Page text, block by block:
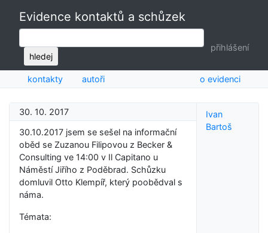
Evidence kontaktů a schůzek
hledej
přihlášení
kontakty autoři o evidenci
30. 10. 2017
30.10.2017 jsem se sešel na informační
oběd se Zuzanou Filipovou z Becker &
Consulting ve 14:00 v Il Capitano u
Náměstí Jiřího z Poděbrad. Schůzku
domluvil Otto Klempíř, který poobědval s
náma.
Témata:
Ivan
Bartoš